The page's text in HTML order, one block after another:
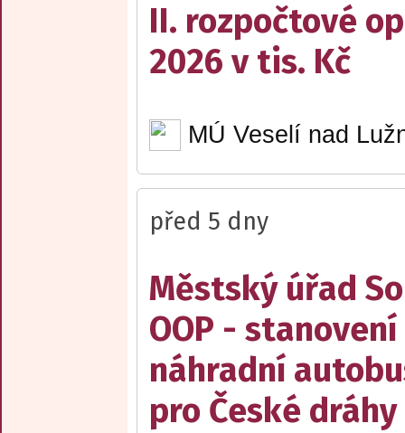
II. rozpočtové
2026 v tis. Kč
MÚ Veselí nad
před 5 dny
Městský úřad
OOP -
náhradní
pro České dráhy